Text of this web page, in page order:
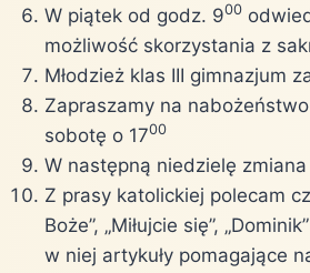
W piątek od godz. 900
możliwość skorzystania z
Młodzież klas III gimnazjum
Zapraszamy na
sobotę o 1700
W następną niedzielę
Z prasy katolickiej polecam
Boże”, „Miłujcie się”,
w niej artykuły pomagające